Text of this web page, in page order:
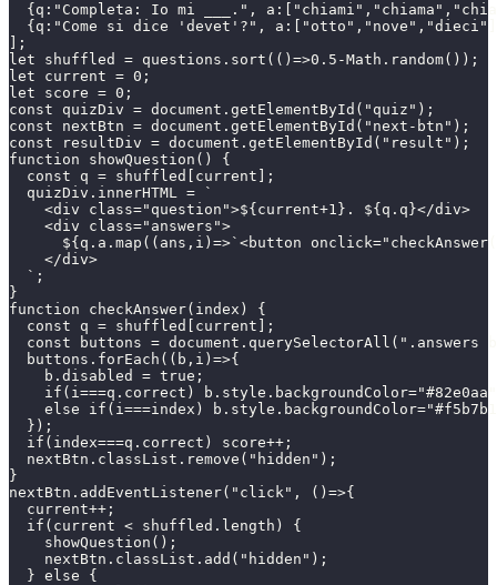
{q:"Completa: Io mi ___.",
{q:"Come si dice 'devet'?",
];
let shuffled = questions.sort(()=>0.5-Math.random());
let current = 0;
let score = 0;
const quizDiv = document.getElementById("quiz");
const nextBtn = document.getElementById("next-btn");
const resultDiv = document.getElementById("result");
function showQuestion() {
  const q = shuffled[current];
  quizDiv.innerHTML = `
    <div class="question">${current+1}. ${q.q}</div>
    <div class="answers">
${q.a.map((ans,i)=>`<button
    </div>
  `;
}
function checkAnswer(index) {
  const q = shuffled[current];
const buttons = document.querySelectorAll(".answers
  buttons.forEach((b,i)=>{
    b.disabled = true;
if(i===q.correct)
else if(i===index)
  });
  if(index===q.correct) score++;
  nextBtn.classList.remove("hidden");
}
nextBtn.addEventListener("click", ()=>{
  current++;
  if(current < shuffled.length) {
    showQuestion();
    nextBtn.classList.add("hidden");
  } else {